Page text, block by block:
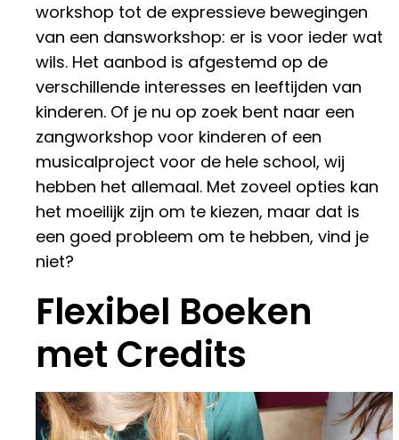
workshop tot de expressieve bewegingen
van een dansworkshop: er is voor ieder wat
wils. Het aanbod is afgestemd op de
verschillende interesses en leeftijden van
kinderen. Of je nu op zoek bent naar een
zangworkshop voor kinderen of een
musicalproject voor de hele school, wij
hebben het allemaal. Met zoveel opties kan
het moeilijk zijn om te kiezen, maar dat is
een goed probleem om te hebben, vind je
niet?
Flexibel Boeken
met Credits